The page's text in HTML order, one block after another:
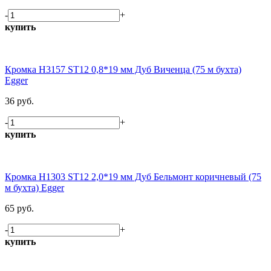
-
+
купить
Кромка H3157 ST12 0,8*19 мм Дуб Виченца (75 м бухта)
Egger
36 руб.
-
+
купить
Кромка H1303 ST12 2,0*19 мм Дуб Бельмонт коричневый (75
м бухта) Egger
65 руб.
-
+
купить